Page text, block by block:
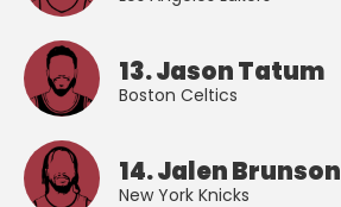
13. Jason Tatum
Boston Celtics
14. Jalen Brunson
New York Knicks